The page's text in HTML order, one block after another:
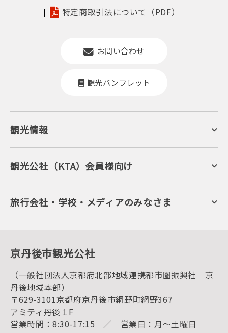
特定商取引法について（PDF）
お問い合わせ
観光パンフレット
観光情報
京丹後について
ジオパークの絶景
キャンプ・グランピング
自然景観
旬の食
フルーツ
美術館・資料館
観光
海水浴
キャンプ
お宿探し
宿泊・日帰り予約（空室検索）
予約照会・予約キャンセル
宿泊施設一覧（お宿比較ページ）
アクセス
お知らせ
イベント情報
観光公社（KTA）会員様向け
KTA会員コミュニティ
会員向けサービス
KTAニュースレター
会員加入・会員情報（会員規程）
旅行会社・学校・メディアのみなさま
プレスリリース
京丹後市観光公社
（一般社団法人京都府北部地域連携都市圏振興社 京
丹後地域本部）
〒629-3101京都府京丹後市網野町網野367
アミティ丹後１F
営業時間：8:30-17:15 ／ 営業日：月～土曜日